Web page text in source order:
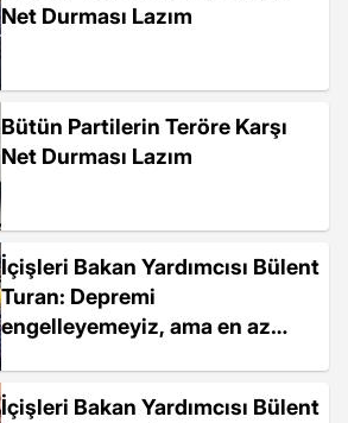
Net Durması Lazım
Bütün Partilerin Teröre Karşı
Net Durması Lazım
İçişleri Bakan Yardımcısı Bülent
Turan: Depremi
engelleyemeyiz, ama en az
İçişleri Bakan Yardımcısı Bülent